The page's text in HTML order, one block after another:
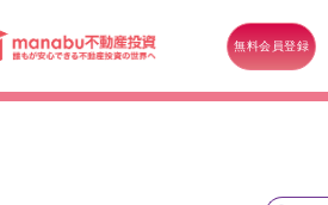
無料会員登録
寿命は平均68年｜防音性や注意点を解説